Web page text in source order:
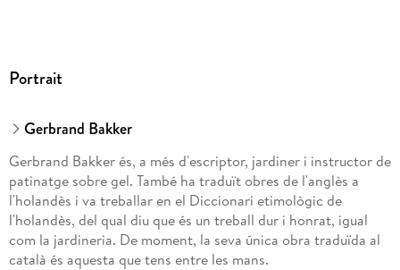
Portrait
Gerbrand Bakker
Gerbrand Bakker és, a més d'escriptor, jardiner i instructor de
patinatge sobre gel. També ha traduït obres de l'anglès a
l'holandès i va treballar en el Diccionari etimològic de
l'holandès, del qual diu que és un treball dur i honrat, igual
com la jardineria. De moment, la seva única obra traduïda al
català és aquesta que tens entre les mans.